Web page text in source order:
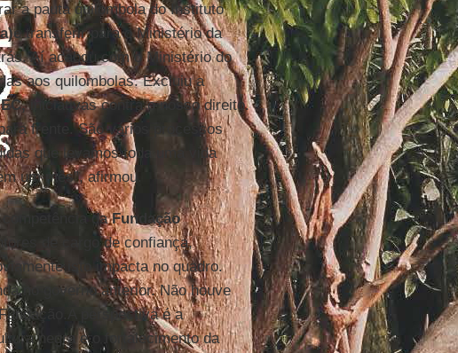
a pauta quilombola do Instituto
transferir para o Ministério da
Aí acabou com o Ministério do
aos quilombolas. Excluiu a
iniciativas contra o nosso direito.
frente. São vários processos
que levamos toda uma vida
um mês”, afirmou.
competência daFundação
de cargo de confiança,
isto impacta no quadro.
no governo anterior. Não houve
perspectiva é a
negra e o fortalecimento da